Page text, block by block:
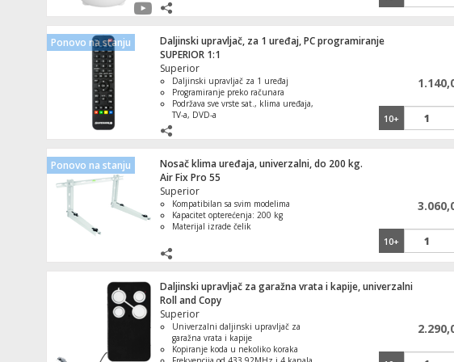
Live video, snimanje, noćni način
rada, alarm
Ponovo na stanju
Daljinski upravljač, za 1 uređaj, PC programiranje
SUPERIOR 1:1
Superior
Daljinski upravljač za 1 uređaj
Programiranje preko računara
Podržava sve vrste sat., klima uređaja,
TV-a, DVD-a
Kompatibilno sa programatorom
10+
Ponovo na stanju
Nosač klima uređaja, univerzalni, do 200 kg.
Air Fix Pro 55
Superior
Kompatibilan sa svim modelima
Kapacitet opterećenja: 200 kg
Materijal izrade čelik
10+
Daljinski upravljač za garažna vrata i kapije, univerzalni
Roll and Copy
Superior
Univerzalni daljinski upravljač za
garažna vrata i kapije
Kopiranje koda u nekoliko koraka
Space M10 Pro
13.800,00
12.800,00 Vaga, digitalna kuhinjska, do 10 kg.